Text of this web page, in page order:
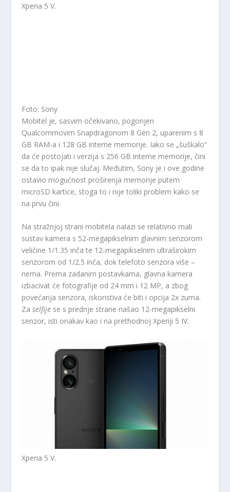
Xperia 5 V.
Foto: Sony
Mobitel je, sasvim očekivano, pogonjen
Qualcommovim Snapdragonom 8 Gen 2, uparenim s 8
GB RAM-a i 128 GB interne memorije. Iako se „šuškalo“
da će postojati i verzija s 256 GB interne memorije, čini
se da to ipak nije slučaj. Međutim, Sony je i ove godine
ostavio mogućnost proširenja memorije putem
microSD kartice, stoga to i nije toliki problem kako se
na prvu čini.
Na stražnjoj strani mobitela nalazi se relativno mali
sustav kamera s 52-megapikselnim glavnim senzorom
veličine 1/1.35 inča te 12-megapikselnim ultraširokim
senzorom od 1/2.5 inča, dok telefoto senzora više –
nema. Prema zadanim postavkama, glavna kamera
izbacivat će fotografije od 24 mm i 12 MP, a zbog
povećanja senzora, iskoristiva će biti i opcija 2x zuma.
Zaselfije se s prednje strane našao 12-megapikselni
senzor, isti onakav kao i na prethodnoj Xperiji 5 IV.
Xperia 5 V.